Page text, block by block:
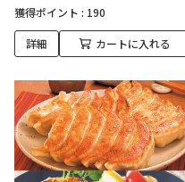
獲得ポイント : 190
詳細 カートに入れる